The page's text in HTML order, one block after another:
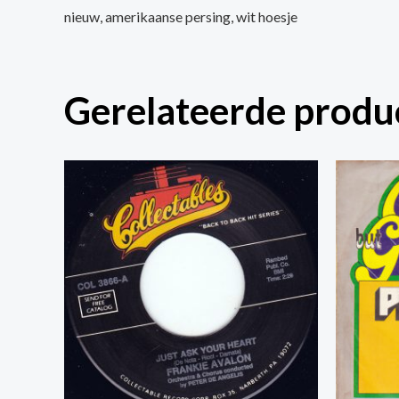
nieuw, amerikaanse persing, wit hoesje
Gerelateerde